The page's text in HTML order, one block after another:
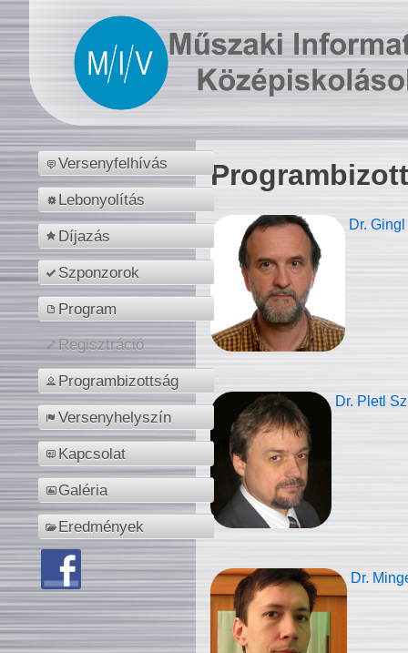
Versenyfelhívás
Lebonyolítás
Díjazás
Szponzorok
Program
Regisztráció
Programbizottság
Versenyhelyszín
Kapcsolat
Galéria
Eredmények
Dr.
Dr. Pletl
Dr.